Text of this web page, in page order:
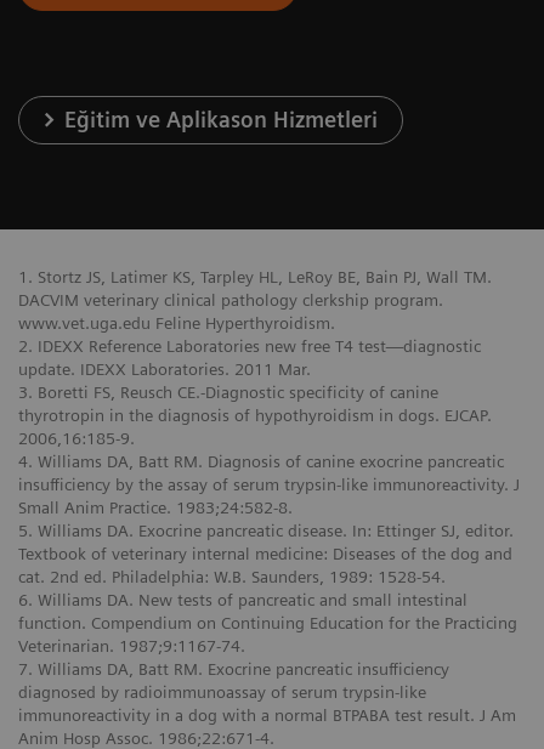
Eğitim ve Aplikason Hizmetleri
1. Stortz JS, Latimer KS, Tarpley HL, LeRoy BE, Bain PJ, Wall TM.
DACVIM veterinary clinical pathology clerkship program.
www.vet.uga.edu Feline Hyperthyroidism.
2. IDEXX Reference Laboratories new free T4 test—diagnostic
update. IDEXX Laboratories. 2011 Mar.
3. Boretti FS, Reusch CE.-Diagnostic specificity of canine
thyrotropin in the diagnosis of hypothyroidism in dogs. EJCAP.
2006,16:185-9.
4. Williams DA, Batt RM. Diagnosis of canine exocrine pancreatic
insufficiency by the assay of serum trypsin-like immunoreactivity. J
Small Anim Practice. 1983;24:582-8.
5. Williams DA. Exocrine pancreatic disease. In: Ettinger SJ, editor.
Textbook of veterinary internal medicine: Diseases of the dog and
cat. 2nd ed. Philadelphia: W.B. Saunders, 1989: 1528-54.
6. Williams DA. New tests of pancreatic and small intestinal
function. Compendium on Continuing Education for the Practicing
Veterinarian. 1987;9:1167-74.
7. Williams DA, Batt RM. Exocrine pancreatic insufficiency
diagnosed by radioimmunoassay of serum trypsin-like
immunoreactivity in a dog with a normal BTPABA test result. J Am
Anim Hosp Assoc. 1986;22:671-4.